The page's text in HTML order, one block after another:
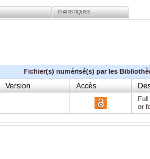
STATISTIQUES
Fichier(s) numérisé(s) par les
Version Accès
or